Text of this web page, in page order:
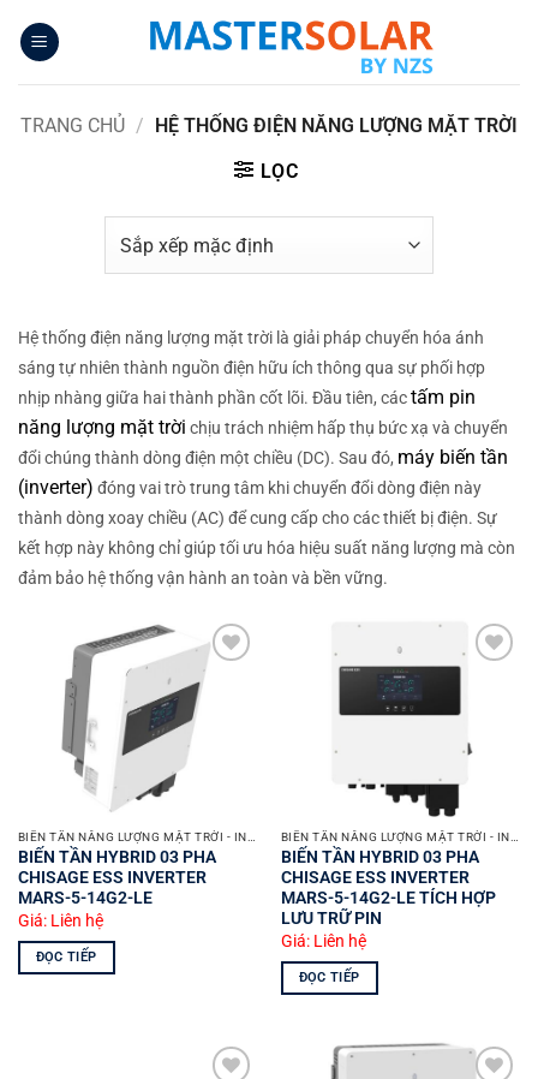
qua
TRANG CHỦ / HỆ THỐNG ĐIỆN NĂNG LƯỢNG MẶT TRỜI
LỌC
Hệ thống điện năng lượng mặt trời là giải pháp chuyển hóa ánh
sáng tự nhiên thành nguồn điện hữu ích thông qua sự phối hợp
nhịp nhàng giữa hai thành phần cốt lõi. Đầu tiên, cáctấm pin
năng lượng mặt trời chịu trách nhiệm hấp thụ bức xạ và chuyển
đổi chúng thành dòng điện một chiều (DC). Sau đó, máy biến tần
(inverter) đóng vai trò trung tâm khi chuyển đổi dòng điện này
thành dòng xoay chiều (AC) để cung cấp cho các thiết bị điện. Sự
kết hợp này không chỉ giúp tối ưu hóa hiệu suất năng lượng mà còn
đảm bảo hệ thống vận hành an toàn và bền vững.
BIẾN TẦN HYBRID 03 PHA
CHISAGE ESS INVERTER
MARS-5-14G2-LE
Giá: Liên hệ
ĐỌC TIẾP
BIẾN TẦN HYBRID 03 PHA
CHISAGE ESS INVERTER
MARS-5-14G2-LE TÍCH HỢP
LƯU TRỮ PIN
Giá: Liên hệ
ĐỌC TIẾP